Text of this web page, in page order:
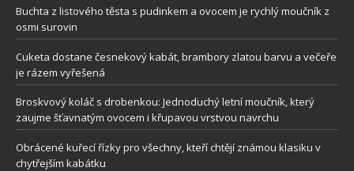
Buchta z listového těsta s pudinkem a ovocem je rychlý moučník z
osmi surovin
Cuketa dostane česnekový kabát, brambory zlatou barvu a večeře
je rázem vyřešená
Broskvový koláč s drobenkou: Jednoduchý letní moučník, který
zaujme šťavnatým ovocem i křupavou vrstvou navrchu
Obrácené kuřecí řízky pro všechny, kteří chtějí známou klasiku v
chytřejším kabátku